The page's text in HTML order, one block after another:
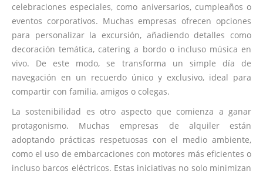
celebraciones especiales, como aniversarios, cumpleaños o
eventos corporativos. Muchas empresas ofrecen opciones
para personalizar la excursión, añadiendo detalles como
decoración temática, catering a bordo o incluso música en
vivo. De este modo, se transforma un simple día de
navegación en un recuerdo único y exclusivo, ideal para
compartir con familia, amigos o colegas.
La sostenibilidad es otro aspecto que comienza a ganar
protagonismo. Muchas empresas de alquiler están
adoptando prácticas respetuosas con el medio ambiente,
como el uso de embarcaciones con motores más eficientes o
incluso barcos eléctricos. Estas iniciativas no solo minimizan